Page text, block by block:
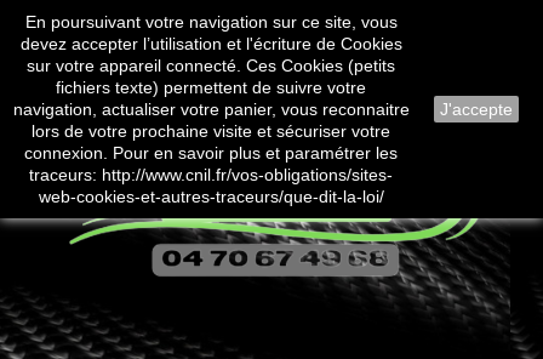
Contactez-nous
En poursuivant votre navigation sur ce site, vous
devez accepter l’utilisation et l'écriture de Cookies
sur votre appareil connecté. Ces Cookies (petits
fichiers texte) permettent de suivre votre
navigation, actualiser votre panier, vous reconnaitre
lors de votre prochaine visite et sécuriser votre
connexion. Pour en savoir plus et paramétrer les
traceurs: http://www.cnil.fr/vos-obligations/sites-
web-cookies-et-autres-traceurs/que-dit-la-loi/
J'accepte